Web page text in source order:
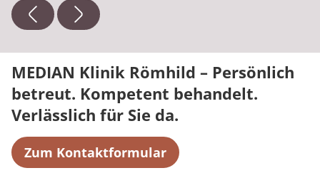
MEDIAN Klinik Römhild – Persönlich
betreut. Kompetent behandelt.
Verlässlich für Sie da.
Zum Kontaktformular